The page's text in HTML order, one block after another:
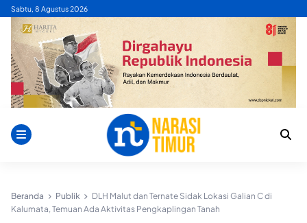
Skip
content
Sabtu, 8 Agustus 2026
Beranda Publik
DLH Malut dan Ternate Sidak Lokasi Galian C di
Kalumata, Temuan Ada Aktivitas Pengkaplingan Tanah